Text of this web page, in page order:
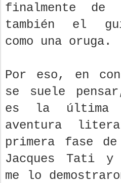
finalmente
también el
como una oruga.
Por eso, en
se suele
es la última
aventura
primera fase
Jacques Tati y
me lo